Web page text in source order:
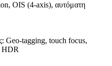
OIS (4-axis), αυτόματη
Geo-tagging, touch focus,
HDR